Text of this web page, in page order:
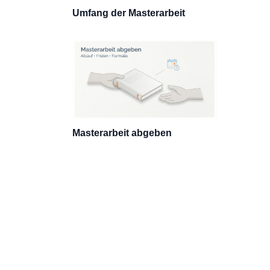
Umfang der Masterarbeit
Masterarbeit abgeben